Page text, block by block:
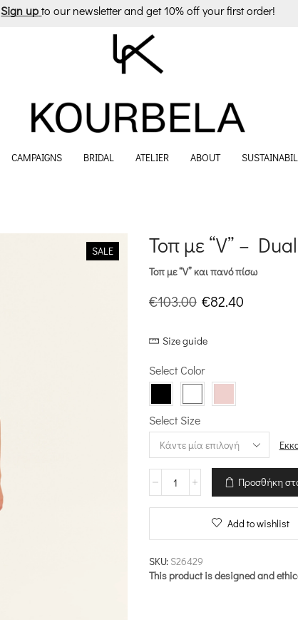
Sign up to our newsletter and get 10% off your first order!
CAMPAIGNS BRIDAL ATELIER ABOUT
SALE Τοπ με “V” –
Τοπ με “V” και πανό πίσω
€103.00 Original
was:
€103.00.
€82.40
Size guide
Select Color
Select Size
Προσθήκη
Add to wishlist
SKU: S26429
This product is designed and